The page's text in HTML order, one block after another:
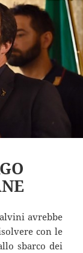
avrebbe
con le
sbarco dei